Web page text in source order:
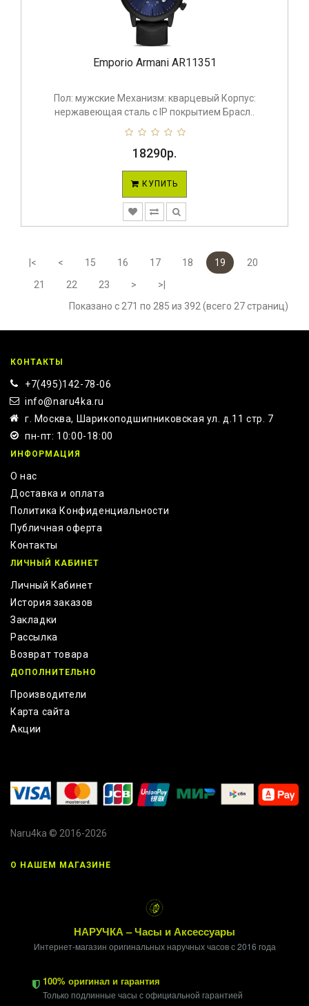
Emporio Armani AR11351
Пол: мужские Механизм: кварцевый Корпус:
нержавеющая сталь с IP покрытием Брасл..
18290р.
КУПИТЬ
|< < 15 16 17 18 19
20
21
22 23 >
>|
Показано с 271 по 285 из 392 (всего 27 страниц)
КОНТАКТЫ
+7(495)142-78-06
info@naru4ka.ru
г. Москва, Шарикоподшипниковская ул. д.11 стр. 7
пн-пт: 10:00-18:00
ИНФОРМАЦИЯ
О нас
Доставка и оплата
Политика Конфиденциальности
Публичная оферта
Контакты
ЛИЧНЫЙ КАБИНЕТ
Личный Кабинет
История заказов
Закладки
Рассылка
Возврат товара
ДОПОЛНИТЕЛЬНО
Производители
Карта сайта
Акции
Naru4ka © 2016-2026
О НАШЕМ МАГАЗИНЕ
НАРУЧКА – Часы и Аксессуары
Интернет-магазин оригинальных наручных часов с 2016 года
100% оригинал и гарантия
Только подлинные часы с официальной гарантией